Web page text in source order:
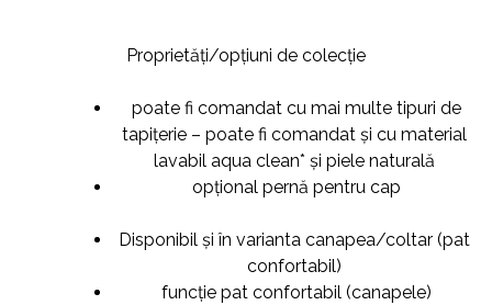
Proprietăți/opțiuni de colecție
poate fi comandat cu mai multe tipuri de
tapițerie – poate fi comandat și cu material
lavabil aqua clean* și piele naturală
opțional pernă pentru cap
Disponibil și în varianta canapea/coltar (pat
confortabil)
funcție pat confortabil (canapele)